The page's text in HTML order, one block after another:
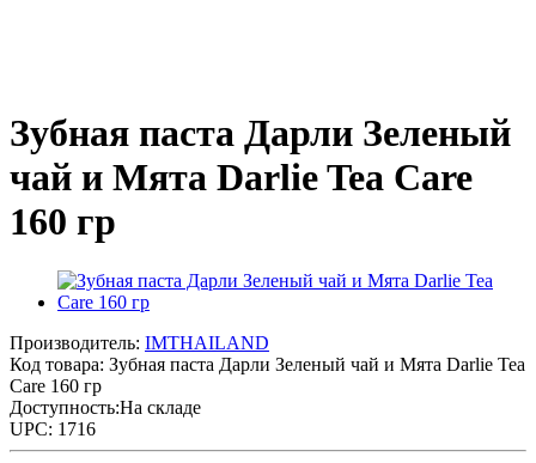
Зубная паста Дарли Зеленый
чай и Мята Darlie Tea Care
160 гр
Производитель: IMTHAILAND
Код товара: Зубная паста Дарли Зеленый чай и Мята Darlie Tea
Care 160 гр
Доступность:На складе
UPC: 1716